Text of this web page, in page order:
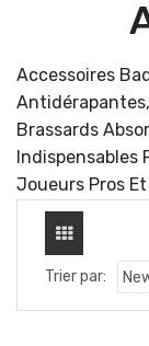
Accessoires
Brassards
Indispensables
Joueurs Pros
Trier par: